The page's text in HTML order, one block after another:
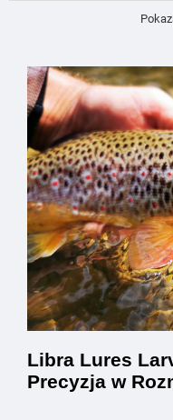
Libra Lures
Precyzja w